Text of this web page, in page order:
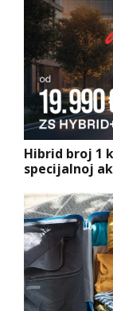
Hibrid broj 1
specijalnoj